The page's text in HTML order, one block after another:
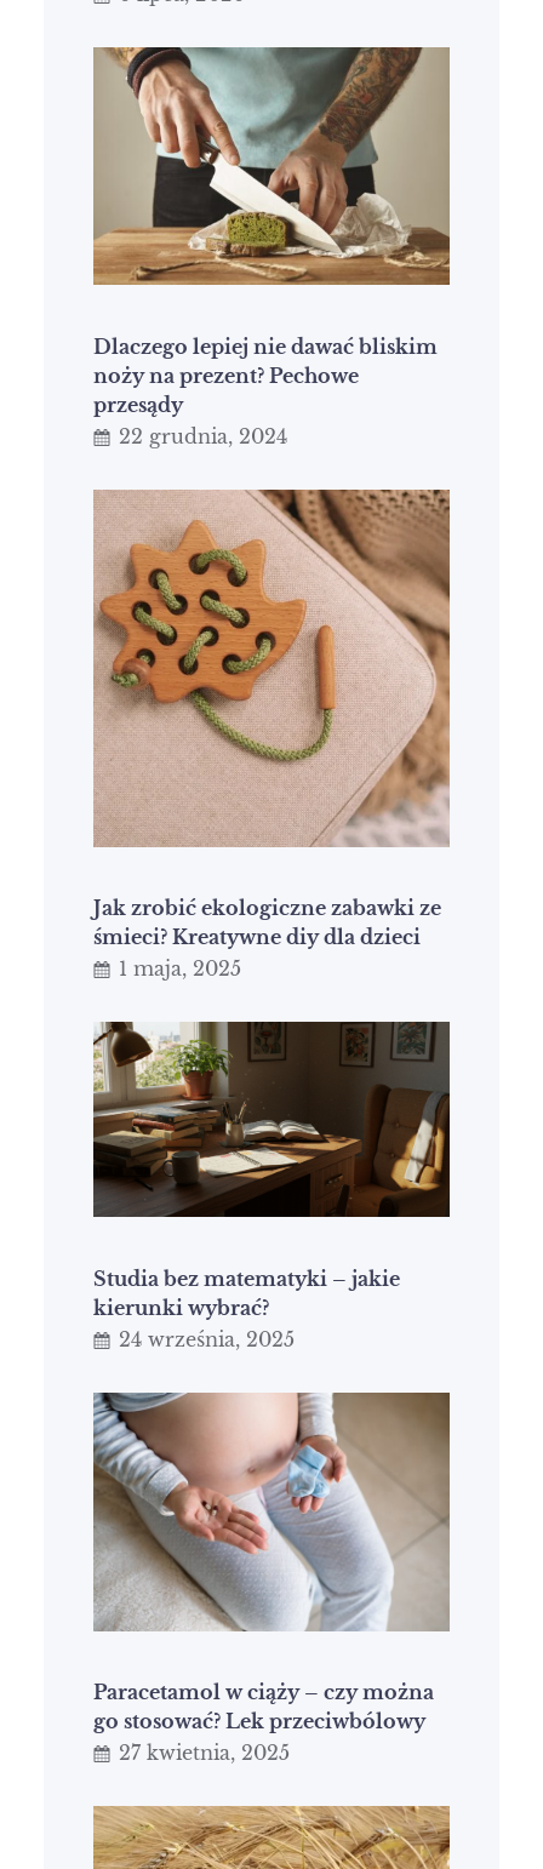
Dlaczego lepiej nie dawać bliskim
noży na prezent? Pechowe
przesądy
22 grudnia, 2024
Jak zrobić ekologiczne zabawki ze
śmieci? Kreatywne diy dla dzieci
1 maja, 2025
Studia bez matematyki – jakie
kierunki wybrać?
24 września, 2025
Paracetamol w ciąży – czy można
go stosować? Lek przeciwbólowy
27 kwietnia, 2025